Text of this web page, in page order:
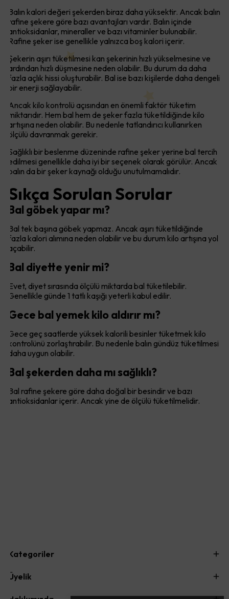
Balın kalori değeri şekerden biraz daha yüksektir. Ancak balın
rafine şekere göre bazı avantajları vardır. Balın içinde
antioksidanlar, mineraller ve bazı vitaminler bulunabilir.
Rafine şeker ise genellikle yalnızca boş kalori içerir.
Şekerin aşırı tüketilmesi kan şekerinin hızlı yükselmesine ve
ardından hızlı düşmesine neden olabilir. Bu durum da daha
fazla açlık hissi oluşturabilir. Bal ise bazı kişilerde daha dengeli
bir enerji sağlayabilir.
Ancak kilo kontrolü açısından en önemli faktör tüketim
miktarıdır. Hem bal hem de şeker fazla tüketildiğinde kilo
artışına neden olabilir. Bu nedenle tatlandırıcı kullanırken
ölçülü davranmak gerekir.
Sağlıklı bir beslenme düzeninde rafine şeker yerine bal tercih
edilmesi genellikle daha iyi bir seçenek olarak görülür. Ancak
balın da bir şeker kaynağı olduğu unutulmamalıdır.
Sıkça Sorulan Sorular
Bal göbek yapar mı?
Bal tek başına göbek yapmaz. Ancak aşırı tüketildiğinde
fazla kalori alımına neden olabilir ve bu durum kilo artışına yol
açabilir.
Bal diyette yenir mi?
Evet, diyet sırasında ölçülü miktarda bal tüketilebilir.
Genellikle günde 1 tatlı kaşığı yeterli kabul edilir.
Gece bal yemek kilo aldırır mı?
Gece geç saatlerde yüksek kalorili besinler tüketmek kilo
kontrolünü zorlaştırabilir. Bu nedenle balın gündüz tüketilmesi
daha uygun olabilir.
Bal şekerden daha mı sağlıklı?
Bal rafine şekere göre daha doğal bir besindir ve bazı
antioksidanlar içerir. Ancak yine de ölçülü tüketilmelidir.
Kategoriler
Üyelik